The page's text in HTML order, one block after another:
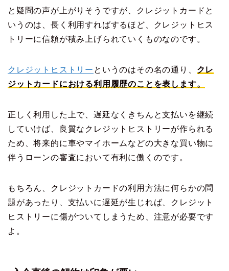
と疑問の声が上がりそうですが、クレジットカードと
いうのは、長く利用すればするほど、クレジットヒス
トリーに信頼が積み上げられていくものなのです。
クレジットヒストリー というのはその名の通り、 クレ
ジットカードにおける利用履歴のことを表します。
正しく利用した上で、遅延なくきちんと支払いを継続
していけば、良質なクレジットヒストリーが作られる
ため、将来的に車やマイホームなどの大きな買い物に
伴うローンの審査において有利に働くのです。
もちろん、クレジットカードの利用方法に何らかの問
題があったり、支払いに遅延が生じれば、クレジット
ヒストリーに傷がついてしまうため、注意が必要です
よ。